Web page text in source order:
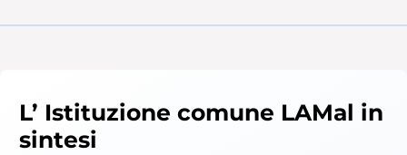
L’ Istituzione comune LAMal in
sintesi